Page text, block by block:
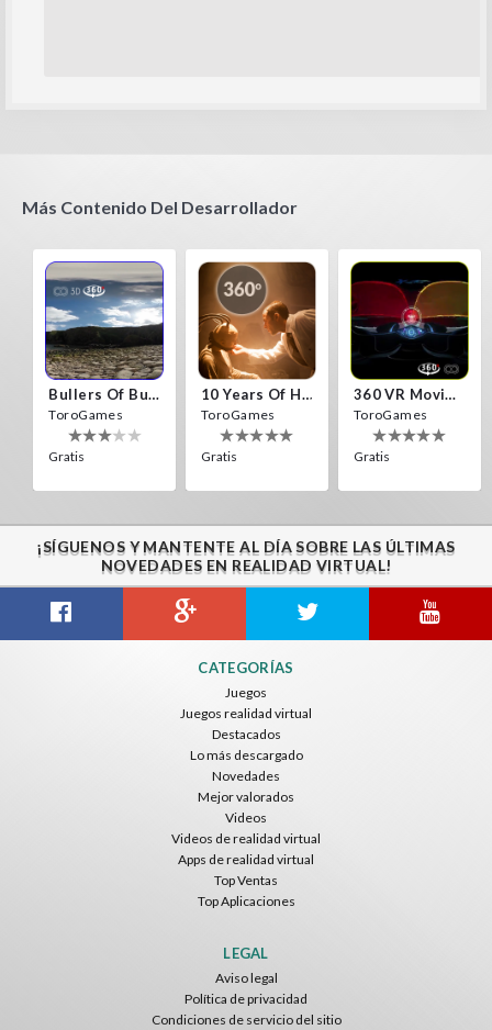
Más Contenido Del Desarrollador
Bullers Of Buchan Aberdeen
ToroGames
Gratis
10 Years Of Horror Nights
ToroGames
Gratis
360 VR Movie Experience
ToroGames
Gratis
Caminandes
Gratis
ToroGames
Gratis
¡SÍGUENOS Y MANTENTE AL DÍA SOBRE LAS ÚLTIMAS
NOVEDADES EN REALIDAD VIRTUAL!
CATEGORÍAS
Juegos
Juegos realidad virtual
Destacados
Lo más descargado
Novedades
Mejor valorados
Videos
Videos de realidad virtual
Apps de realidad virtual
Top Ventas
Top Aplicaciones
LEGAL
Aviso legal
Política de privacidad
Condiciones de servicio del sitio